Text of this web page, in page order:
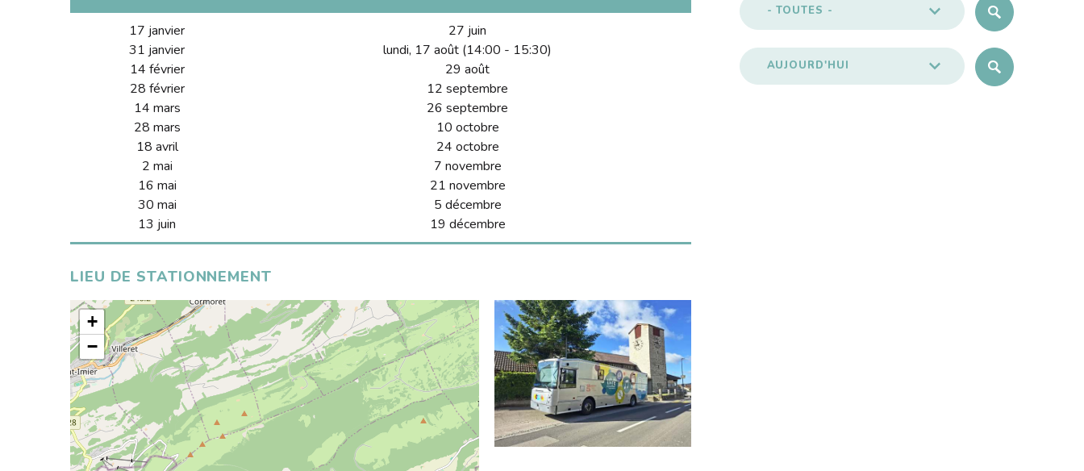
17 janvier
31 janvier
14 février
28 février
14 mars
28 mars
18 avril
2 mai
16 mai
30 mai
13 juin
27 juin
lundi, 17 août (14:00 - 15:30)
29 août
12 septembre
26 septembre
10 octobre
24 octobre
7 novembre
21 novembre
5 décembre
19 décembre
LIEU DE STATIONNEMENT
+
−
- TOUTES -
AUJOURD'HUI